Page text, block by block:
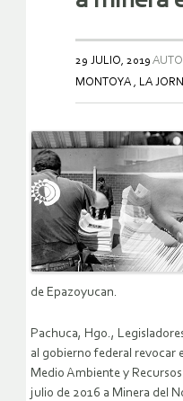
29 JULIO, 2019
MONTOYA , LA
de Epazoyucan.
Pachuca, Hgo.,
al gobierno federal revocar
Medio Ambiente y
julio de 2016 a Minera del